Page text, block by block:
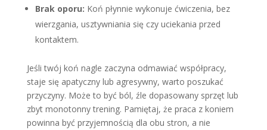
Brak oporu: Koń płynnie wykonuje ćwiczenia, bez
wierzgania, usztywniania się czy uciekania przed
kontaktem.
Jeśli twój koń nagle zaczyna odmawiać współpracy,
staje się apatyczny lub agresywny, warto poszukać
przyczyny. Może to być ból, źle dopasowany sprzęt lub
zbyt monotonny trening. Pamiętaj, że praca z koniem
powinna być przyjemnością dla obu stron, a nie